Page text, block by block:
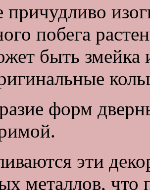
причудливо
побега
быть
форм
эти
металлов, что